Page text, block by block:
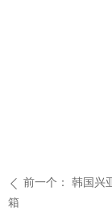
ꄴ 前一个：
韩国兴
箱